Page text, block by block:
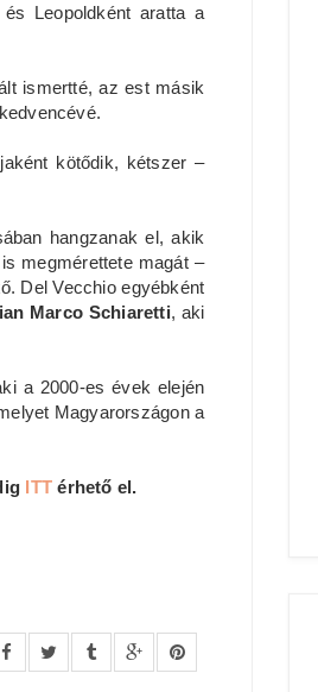
Leopoldként aratta a
ismertté, az est másik
kötődik, kétszer –
hangzanak el, akik
megmérettete magát –
Del Vecchio egyébként
Marco Schiaretti, aki
a 2000-es évek elején
Magyarországon a
ITT érhető el.